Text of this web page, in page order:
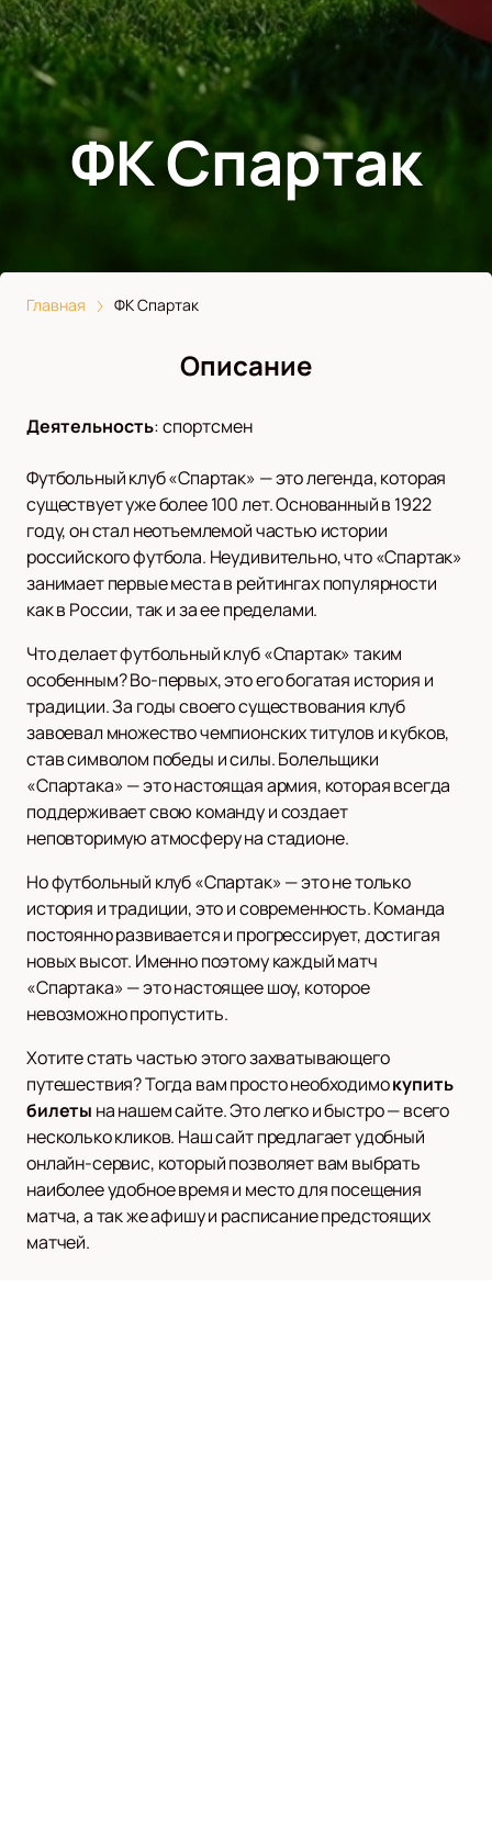
ФК Спартак
Главная ФК Спартак
Описание
Деятельность:спортсмен
Футбольный клуб «Спартак» — это легенда, которая
существует уже более 100 лет. Основанный в 1922
году, он стал неотъемлемой частью истории
российского футбола. Неудивительно, что «Спартак»
занимает первые места в рейтингах популярности
как в России, так и за ее пределами.
Что делает футбольный клуб «Спартак» таким
особенным? Во-первых, это его богатая история и
традиции. За годы своего существования клуб
завоевал множество чемпионских титулов и кубков,
став символом победы и силы. Болельщики
«Спартака» — это настоящая армия, которая всегда
поддерживает свою команду и создает
неповторимую атмосферу на стадионе.
Но футбольный клуб «Спартак» — это не только
история и традиции, это и современность. Команда
постоянно развивается и прогрессирует, достигая
новых высот. Именно поэтому каждый матч
«Спартака» — это настоящее шоу, которое
невозможно пропустить.
Хотите стать частью этого захватывающего
путешествия? Тогда вам просто необходимокупить
билеты на нашем сайте. Это легко и быстро — всего
несколько кликов. Наш сайт предлагает удобный
онлайн-сервис, который позволяет вам выбрать
наиболее удобное время и место для посещения
матча, а так же афишу и расписание предстоящих
матчей.